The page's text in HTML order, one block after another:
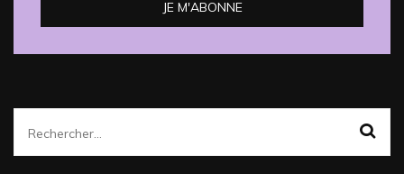
Rechercher :